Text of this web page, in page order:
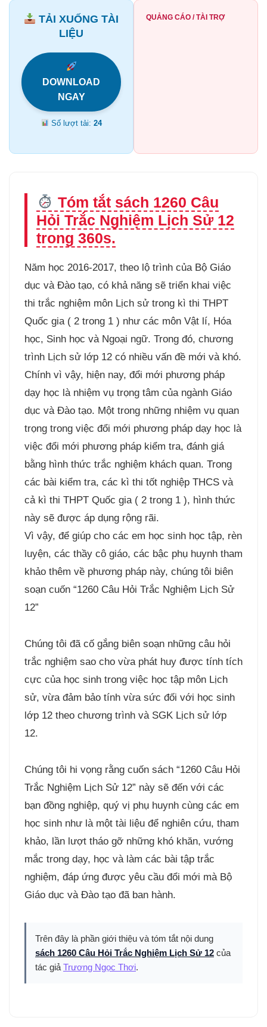
TẢI XUỐNG TÀI
LIỆU
DOWNLOAD
NGAY
Số lượt tải:24
QUẢNG CÁO / TÀI TRỢ
Tóm tắt sách 1260 Câu
Hỏi Trắc Nghiệm Lịch Sử 12
trong 360s.
Năm học 2016-2017, theo lộ trình của Bộ Giáo
dục và Đào tạo, có khả năng sẽ triển khai việc
thi trắc nghiệm môn Lịch sử trong kì thi THPT
Quốc gia ( 2 trong 1 ) như các môn Vật lí, Hóa
học, Sinh học và Ngoại ngữ. Trong đó, chương
trình Lịch sử lớp 12 có nhiều vấn đề mới và khó.
Chính vì vậy, hiện nay, đổi mới phương pháp
dạy học là nhiệm vụ trọng tâm của ngành Giáo
dục và Đào tạo. Một trong những nhiệm vụ quan
trọng trong việc đổi mới phương pháp dạy học là
việc đổi mới phương pháp kiểm tra, đánh giá
bằng hình thức trắc nghiệm khách quan. Trong
các bài kiểm tra, các kì thi tốt nghiệp THCS và
cả kì thi THPT Quốc gia ( 2 trong 1 ), hình thức
này sẽ được áp dụng rộng rãi.
Vì vậy, để giúp cho các em học sinh học tập, rèn
luyện, các thầy cô giáo, các bậc phụ huynh tham
khảo thêm về phương pháp này, chúng tôi biên
soạn cuốn “1260 Câu Hỏi Trắc Nghiệm Lịch Sử
12”
Chúng tôi đã cố gắng biên soạn những câu hỏi
trắc nghiệm sao cho vừa phát huy được tính tích
cực của học sinh trong việc học tập môn Lịch
sử, vừa đảm bảo tính vừa sức đối với học sinh
lớp 12 theo chương trình và SGK Lịch sử lớp
12.
Chúng tôi hi vọng rằng cuốn sách “1260 Câu Hỏi
Trắc Nghiệm Lịch Sử 12” này sẽ đến với các
bạn đồng nghiệp, quý vị phụ huynh cùng các em
học sinh như là một tài liệu để nghiên cứu, tham
khảo, lần lượt tháo gỡ những khó khăn, vướng
mắc trong dạy, học và làm các bài tập trắc
nghiệm, đáp ứng được yêu cầu đổi mới mà Bộ
Giáo dục và Đào tạo đã ban hành.
Trên đây là phần giới thiệu và tóm tắt nội dung
sách 1260 Câu Hỏi Trắc Nghiệm Lịch Sử 12 của
tác giả Trương Ngọc Thơi.